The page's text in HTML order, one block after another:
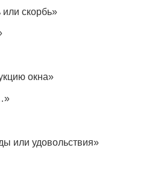
или скорбь»
окна»
или удовольствия»